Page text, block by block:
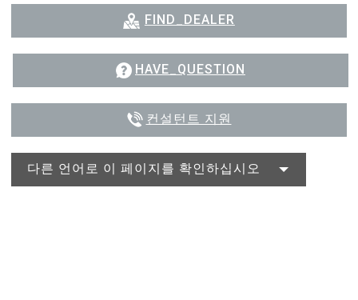
FIND_DEALER
HAVE_QUESTION
컨설턴트 지원
다른 언어로 이 페이지를 확인하십시오